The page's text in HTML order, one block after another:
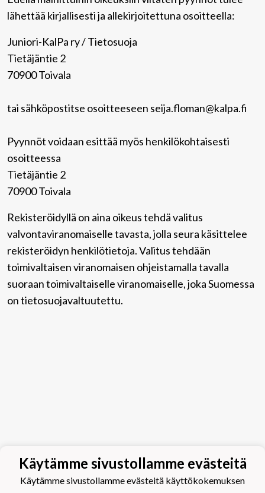
lähettää kirjallisesti ja allekirjoitettuna osoitteella:
Juniori-KalPa ry / Tietosuoja
Tietäjäntie 2
70900 Toivala
tai sähköpostitse osoitteeseen seija.floman@kalpa.fi
Pyynnöt voidaan esittää myös henkilökohtaisesti
osoitteessa
Tietäjäntie 2
70900 Toivala
Rekisteröidyllä on aina oikeus tehdä valitus
valvontaviranomaiselle tavasta, jolla seura käsittelee
rekisteröidyn henkilötietoja. Valitus tehdään
toimivaltaisen viranomaisen ohjeistamalla tavalla
suoraan toimivaltaiselle viranomaiselle, joka Suomessa
on tietosuojavaltuutettu.
Käytämme sivustollamme evästeitä
Käytämme sivustollamme evästeitä käyttökokemuksen